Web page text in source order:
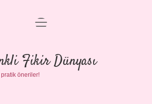
Anasayfa
Gizlilik Politikası
Yasal Uyarı
menüyü
Fikir Dünyası
pratik öneriler!